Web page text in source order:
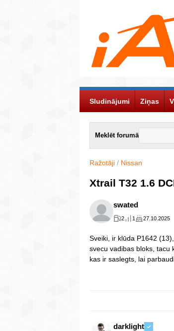
Sludinājumi Ziņas
Meklēt forumā
Ražotāji / Nissan
Xtrail T32 1.6
swated
2 1 27.10.2025
Sveiki, ir klūda P1642
svecu vadibas bloks, tacu
kas ir saslegts, lai
darklight